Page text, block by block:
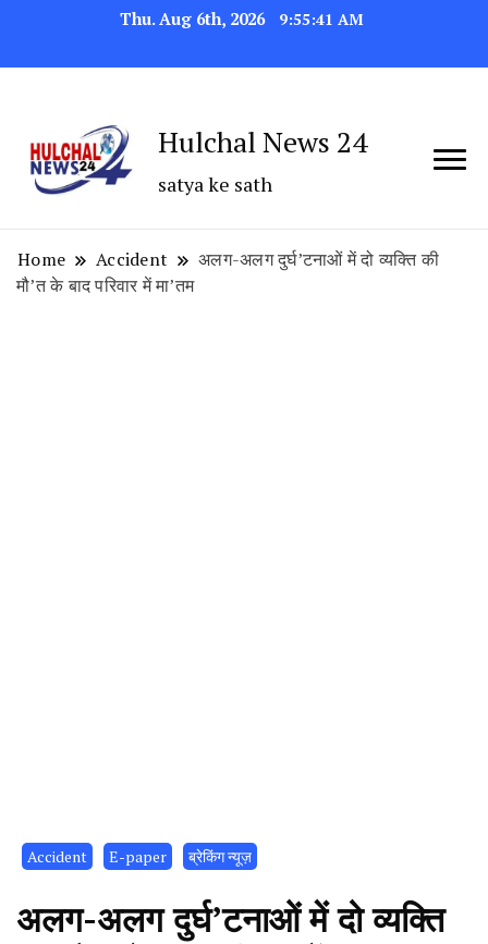
Thu. Aug 6th, 2026 9:55:42 AM
Hulchal News 24
satya ke sath
Home Accident
अलग-अलग दुर्घ’टनाओं में दो व्यक्ति की
मौ’त के बाद परिवार में मा’तम
Accident E-paper ब्रेकिंग न्यूज़
अलग-अलग दुर्घ’टनाओं में दो व्यक्ति